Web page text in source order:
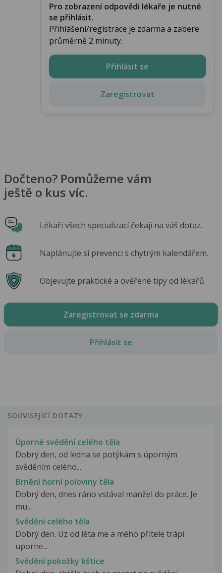
Pro zobrazení odpovědi lékaře je nutné
se přihlásit.
Přihlášení/registrace je zdarma a zabere
průměrně 2 minuty.
Přihlásit se
Zaregistrovat
Dočteno? Pomůžeme vám
ještě o kus víc.
Lékaři všech specializací čekají na váš dotaz.
Naplánujte si prevenci s chytrým kalendářem.
Objevujte praktické a ověřené tipy od lékařů.
Zaregistrovat se zdarma
Přihlásit se
SOUVISEJÍCÍ DOTAZY
Úporné svědění celého těla
Dobrý den, od ledna se potýkám s úporným
svěděním celého...
Brnění horní poloviny těla
Dobrý den, dnes ráno vstával manžel do práce. Je
mu...
Svědění celého těla
Dobrý den. Uz od léta me a mého přítele trápí
uporne...
Svědění pokožky kštice